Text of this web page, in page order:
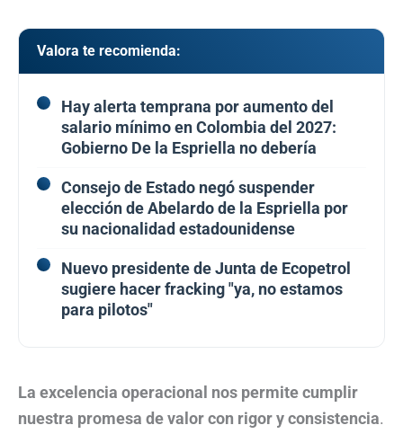
Valora te recomienda:
Hay alerta temprana por aumento del
salario mínimo en Colombia del 2027:
Gobierno De la Espriella no debería
Consejo de Estado negó suspender
elección de Abelardo de la Espriella por
su nacionalidad estadounidense
Nuevo presidente de Junta de Ecopetrol
sugiere hacer fracking "ya, no estamos
para pilotos"
La excelencia operacional nos permite cumplir
nuestra promesa de valor con rigor y consistencia.